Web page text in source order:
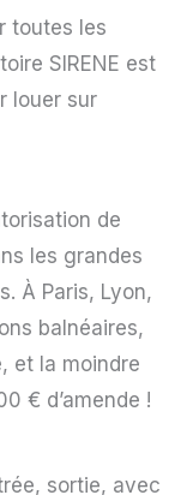
toutes les
SIRENE est
louer sur
de
les grandes
À Paris, Lyon,
balnéaires,
et la moindre
€ d’amende !
sortie, avec